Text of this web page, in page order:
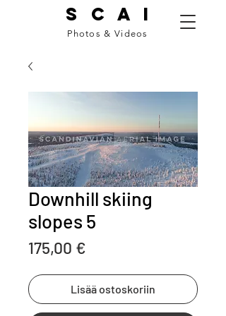
S C A I
Photos & Videos
Downhill skiing
slopes 5
175,00 €
Lisää ostoskoriin